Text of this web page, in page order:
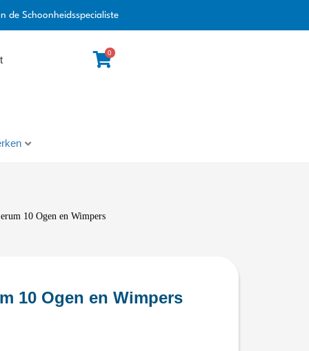
de Schoonheidsspecialiste
0
10 Ogen en Wimpers
10 Ogen en Wimpers